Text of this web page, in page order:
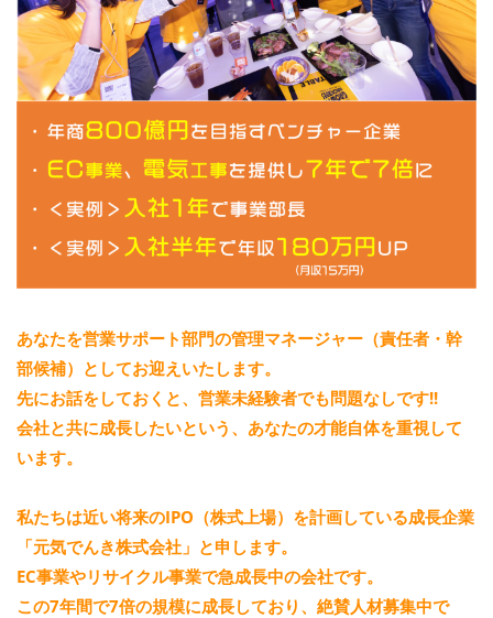
あなたを営業サポート部門の管理マネージャー（責任者・幹
部候補） としてお迎えいたします。
先にお話をしておくと、 営業未経験者でも問題なしです!!
会社と共に成長したいという、あなたの才能自体を重視して
います。
私たちは近い将来のIPO（株式上場） を計画している成長企業
「元気でんき株式会社」 と申します。
EC事業やリサイクル事業で急成長中の会社です。
この7年間で7倍の規模に成長しており、 絶賛人材募集中で